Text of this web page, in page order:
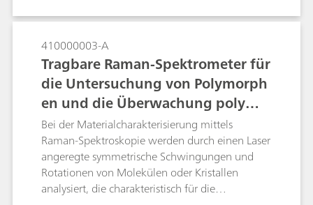
410000003-A
Tragbare Raman-Spektrometer für
die Untersuchung von Polymorph
en und die Überwachung polymo
rpher Umwandlungen
Bei der Materialcharakterisierung mittels
Raman-Spektroskopie werden durch einen Laser
angeregte symmetrische Schwingungen und
Rotationen von Molekülen oder Kristallen
analysiert, die charakteristisch für die